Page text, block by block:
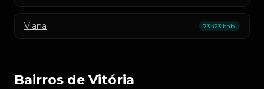
Viana 73.423 hab.
Bairros de Vitória